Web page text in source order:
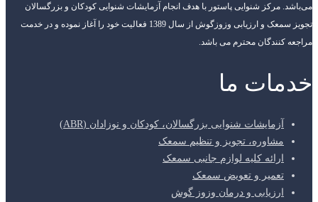
می‌باشد. مرکز شنوایی پاستور با هدف انجام آزمایشات شنوایی کودکان و بزرگسالان
تجویز سمعک و ارزیابی وزوزگوش از سال 1389 فعالیت خود را آغاز نموده و در خدمت
مراجعه کنندگان محترم می باشد.
خدمات ما
آزمایشات شنوایی بزرگسالان، کودکان و نوزادان (ABR)
مشاوره، تجویز و تنظیم سمعک
ارائه کلیه لوازم جانبی سمعک
تعمیر و تعویض سمعک
ارزیابی و درمان وزوز گوش